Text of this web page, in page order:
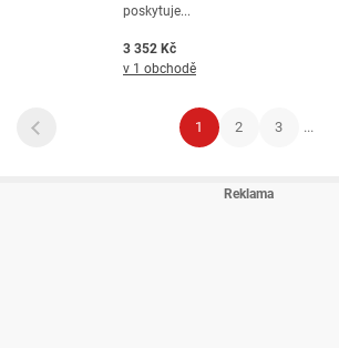
poskytuje...
3 352 Kč
v 1 obchodě
1 2 3 ...